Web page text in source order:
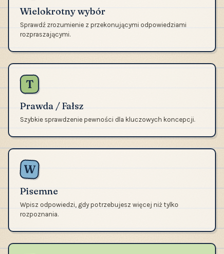
Wielokrotny wybór
Sprawdź zrozumienie z przekonującymi odpowiedziami
rozpraszającymi.
T
Prawda / Fałsz
Szybkie sprawdzenie pewności dla kluczowych koncepcji.
W
Pisemne
Wpisz odpowiedzi, gdy potrzebujesz więcej niż tylko
rozpoznania.